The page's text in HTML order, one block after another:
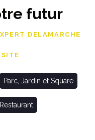
futur
DELAMARCHE
Parc, Jardin et Square
Restaurant